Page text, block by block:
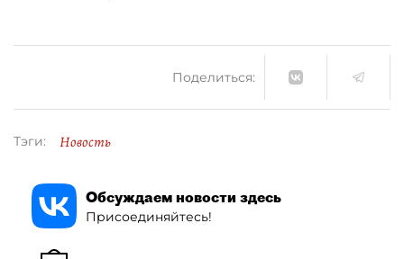
Поделиться:
Тэги: Новость
Обсуждаем новости здесь
Присоединяйтесь!